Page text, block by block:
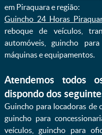
em Piraquara e região:
Guincho 24 Horas
reboque de veículos,
automóveis, guincho
máquinas e equipamentos.
Atendemos todos
dispondo dos
Guincho para locadoras de
guincho para
veículos, guincho para